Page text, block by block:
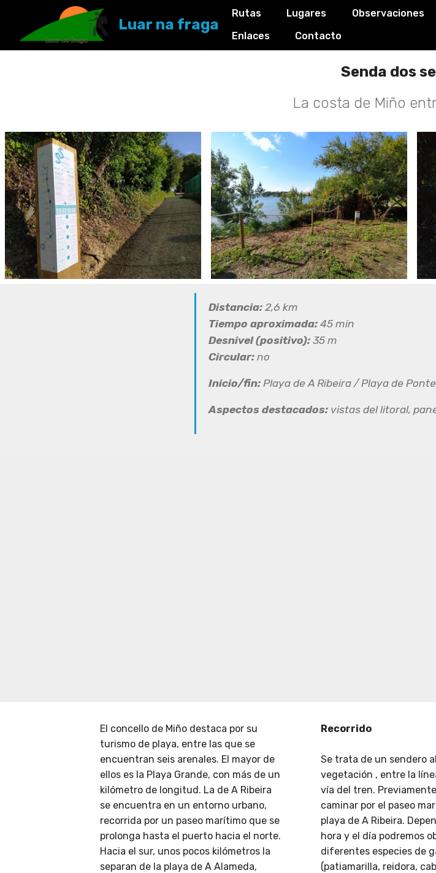
Luar na fraga
Rutas Lugares Observaciones
Enlaces
Contacto
Senda dos
La costa de Miño
Distancia: 2,6 km
Tiempo aproximada: 45 min
Desnivel (positivo): 35 m
Circular: no
Inicio/fin: Playa de A Ribeira / Playa de
Aspectos destacados: vistas del litoral,
El concello de Miño destaca por su
turismo de playa, entre las que se
encuentran seis arenales. El mayor de
ellos es la Playa Grande, con más de un
kilómetro de longitud. La de A Ribeira
se encuentra en un entorno urbano,
recorrida por un paseo marítimo que se
prolonga hasta el puerto hacia el norte.
Hacia el sur, unos pocos kilómetros la
separan de la playa de A Alameda,
Recorrido
Se trata de un sendero
vegetación , entre la
vía del tren.
caminar por el paseo
playa de A Ribeira.
hora y el día podremos
diferentes especies de
(patiamarilla, reidora,